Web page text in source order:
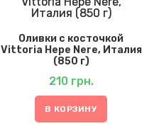
Оливки с косточкой
Vittoria Нере Nere, Италия
(850 г)
210 грн.
В КОРЗИНУ